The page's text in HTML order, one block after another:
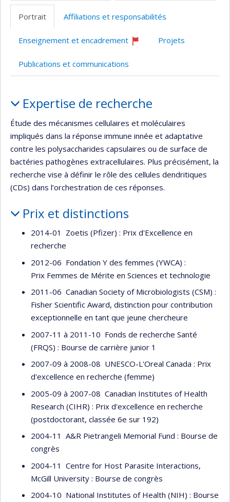
Portrait Affiliations et responsabilités
Enseignement et encadrement
Projets
Publications et communications
Expertise de recherche
Étude des mécanismes cellulaires et moléculaires
impliqués dans la réponse immune innée et adaptative
contre les polysaccharides capsulaires ou de surface de
bactéries pathogènes extracellulaires. Plus précisément, la
recherche vise à définir le rôle des cellules dendritiques
(CDs) dans l’orchestration de ces réponses.
Prix et distinctions
2014-01 Zoetis (Pfizer) : Prix d'Excellence en
recherche
2012-06 Fondation Y des femmes (YWCA) :
Prix Femmes de Mérite en Sciences et technologie
2011-06 Canadian Society of Microbiologists (CSM) :
Fisher Scientific Award, distinction pour contribution
exceptionnelle en tant que jeune chercheure
2007-11 à 2011-10 Fonds de recherche Santé
(FRQS) : Bourse de carrière junior 1
2007-09 à 2008-08 UNESCO-L'Oreal Canada : Prix
d'excellence en recherche (femme)
2005-09 à 2007-08 Canadian Institutes of Health
Research (CIHR) : Prix d'excellence en recherche
(postdoctorant, classée 6e sur 192)
2004-11 A&R Pietrangeli Memorial Fund : Bourse de
congrès
2004-11 Centre for Host Parasite Interactions,
McGill University : Bourse de congrès
2004-10 National Institutes of Health (NIH) : Bourse